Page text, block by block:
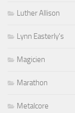
Luther Allison
Lynn Easterly's
Magicien
Marathon
Metalcore